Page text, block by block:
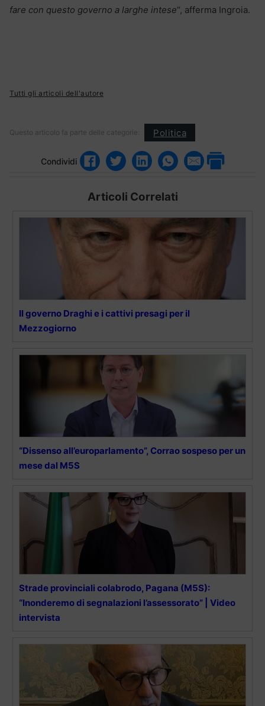
fare con questo governo a larghe intese“, afferma Ingroia.
Tutti gli articoli dell'autore
Questo articolo fa parte delle categorie: Politica
Condividi
Articoli Correlati
Il governo Draghi e i cattivi presagi per il
Mezzogiorno
“Dissenso all’europarlamento”, Corrao sospeso per un
mese dal M5S
Strade provinciali colabrodo, Pagana (M5S):
“Inonderemo di segnalazioni l’assessorato” | Video
intervista